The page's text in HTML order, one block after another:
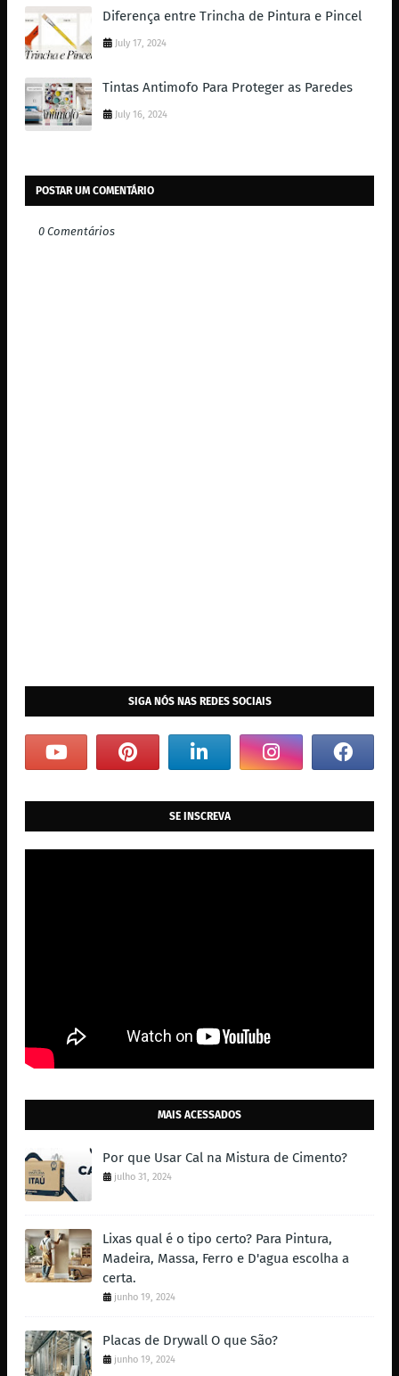
Diferença entre Trincha de Pintura e Pincel
July 17, 2024
Tintas Antimofo Para Proteger as Paredes
July 16, 2024
POSTAR UM COMENTÁRIO
0 Comentários
SIGA NÓS NAS REDES SOCIAIS
SE INSCREVA
MAIS ACESSADOS
Por que Usar Cal na Mistura de Cimento?
julho 31, 2024
Lixas qual é o tipo certo? Para Pintura,
Madeira, Massa, Ferro e D'agua escolha a
certa.
junho 19, 2024
Placas de Drywall O que São?
junho 19, 2024